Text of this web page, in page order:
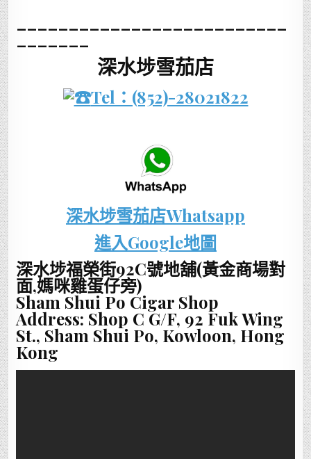
_______
深水埗雪茄店
Tel：(852)-28021822
深水埗雪茄店Whatsapp
進入Google地圖
深水埗福榮街92C號地舖(黃金商場對
面,媽咪雞蛋仔旁)
Sham Shui Po Cigar Shop
Address: Shop C G/F, 92 Fuk Wing
St., Sham Shui Po, Kowloon, Hong
Kong